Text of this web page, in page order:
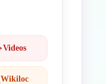
Videos
Wikiloc